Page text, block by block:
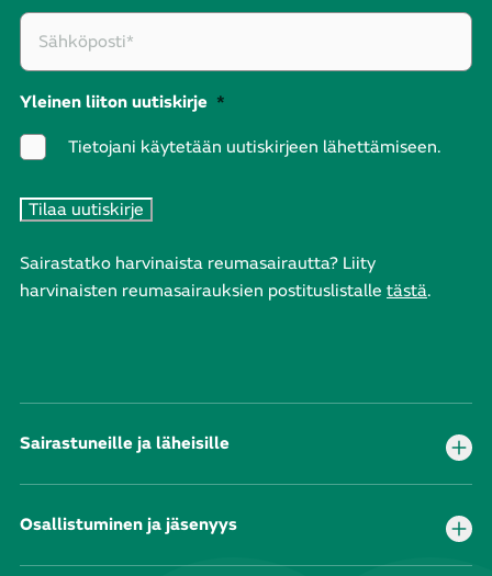
Yleinen liiton uutiskirje *
Tietojani käytetään uutiskirjeen lähettämiseen.
Sairastatko harvinaista reumasairautta? Liity
harvinaisten reumasairauksien postituslistalle tästä.
Sairastuneille ja läheisille
Osallistuminen ja jäsenyys